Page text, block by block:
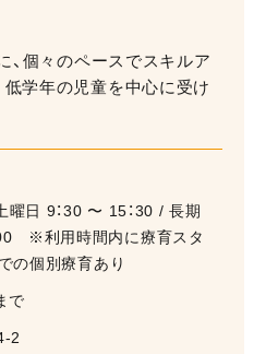
に、個々のペースでスキルア
低学年の児童を中心に受け
⽇ 9：30 〜 15：30 / ⻑期
00 ※利⽤時間内に療育スタ
の個別療育あり
で
2